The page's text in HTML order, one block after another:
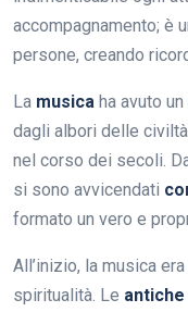
accompagnamento; è
persone, creando
La musica ha avuto
dagli albori delle
nel corso dei secoli.
si sono avvicendati
formato un vero e
All’inizio, la musica
spiritualità. Le